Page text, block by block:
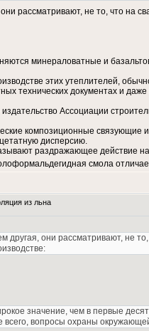
рассматривают, не то, что
минераловатные и
этих утеплителей,
технических документах и даже
Ассоциации
композиционные
дисперсию.
раздражающее действие
смола
из льна
другая, они рассматривают, не
значение, чем в первые
всего, вопросы охраны